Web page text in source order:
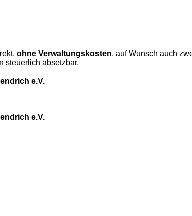
ohne Verwaltungskosten, auf Wunsch auch
steuerlich absetzbar.
e.V.
e.V.